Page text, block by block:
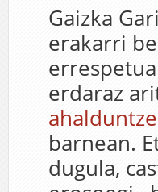
Gaizka
erakarri
erdaraz
barnean.
dugula,